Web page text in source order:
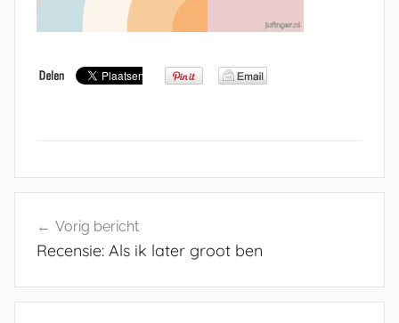
navigatie
Vorig bericht
Recensie: Als ik later groot ben